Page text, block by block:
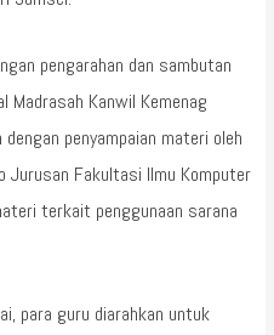
pengarahan dan sambutan
Madrasah Kanwil Kemenag
penyampaian materi oleh
Jurusan Fakultasi Ilmu Komputer
terkait penggunaan sarana
para guru diarahkan untuk